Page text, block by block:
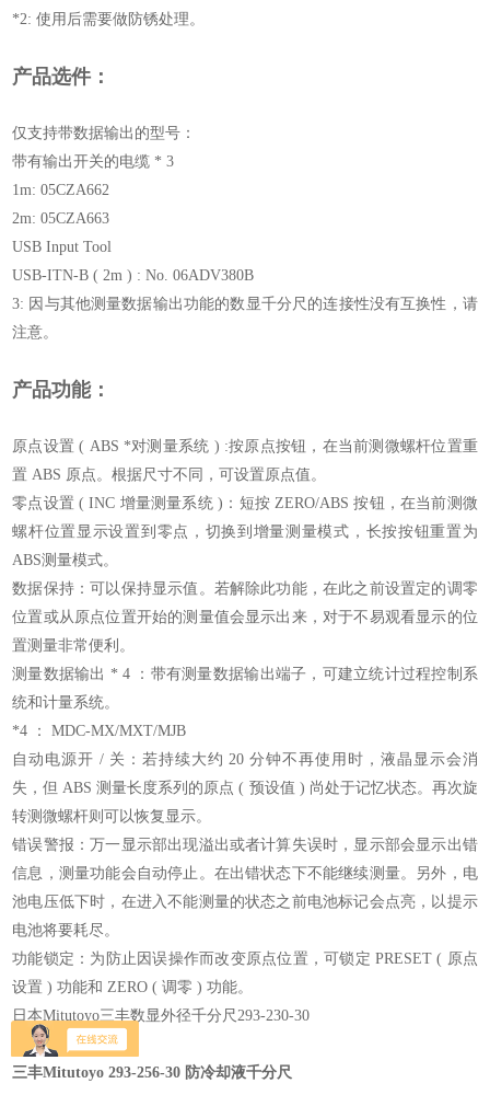
*2: 使用后需要做防锈处理。
产品选件：
仅支持带数据输出的型号：
带有输出开关的电缆 * 3
1m: 05CZA662
2m: 05CZA663
USB Input Tool
USB-ITN-B ( 2m ) : No. 06ADV380B
3: 因与其他测量数据输出功能的数显千分尺的连接性没有互换性，请
注意。
产品功能：
原点设置 ( ABS *对测量系统 ) :按原点按钮，在当前测微螺杆位置重
置 ABS 原点。根据尺寸不同，可设置原点值。
零点设置 ( INC 增量测量系统 )：短按 ZERO/ABS 按钮，在当前测微
螺杆位置显示设置到零点，切换到增量测量模式，长按按钮重置为
ABS测量模式。
数据保持：可以保持显示值。若解除此功能，在此之前设置定的调零
位置或从原点位置开始的测量值会显示出来，对于不易观看显示的位
置测量非常便利。
测量数据输出 * 4 ：带有测量数据输出端子，可建立统计过程控制系
统和计量系统。
*4 ： MDC-MX/MXT/MJB
自动电源开 / 关：若持续大约 20 分钟不再使用时，液晶显示会消
失，但 ABS 测量长度系列的原点 ( 预设值 ) 尚处于记忆状态。再次旋
转测微螺杆则可以恢复显示。
错误警报：万一显示部出现溢出或者计算失误时，显示部会显示出错
信息，测量功能会自动停止。在出错状态下不能继续测量。另外，电
池电压低下时，在进入不能测量的状态之前电池标记会点亮，以提示
电池将要耗尽。
功能锁定：为防止因误操作而改变原点位置，可锁定 PRESET ( 原点
设置 ) 功能和 ZERO ( 调零 ) 功能。
日本Mitutoyo三丰数显外径千分尺293-230-30
三丰Mitutoyo 293-256-30 防冷却液千分尺